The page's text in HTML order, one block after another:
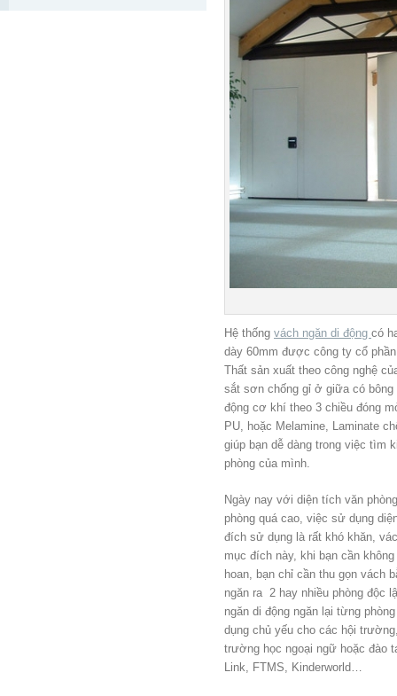
Hệ thống vách ngăn di động có
dày 60mm được công ty cổ
Thất sản xuất theo công nghệ
sắt sơn chống gỉ ở giữa có
động cơ khí theo 3 chiều đóng
PU, hoặc Melamine, Laminate
giúp bạn dễ dàng trong việc tìm
phòng của mình.
Ngày nay với diện tích văn
phòng quá cao, việc sử dụng
đích sử dụng là rất khó khăn,
mục đích này, khi bạn cần
hoan, bạn chỉ cần thu gọn vách
ngăn ra 2 hay nhiều phòng độc
ngăn di động ngăn lại từng
dụng chủ yếu cho các hội
trường học ngoại ngữ hoặc đào
Link, FTMS, Kinderworld…